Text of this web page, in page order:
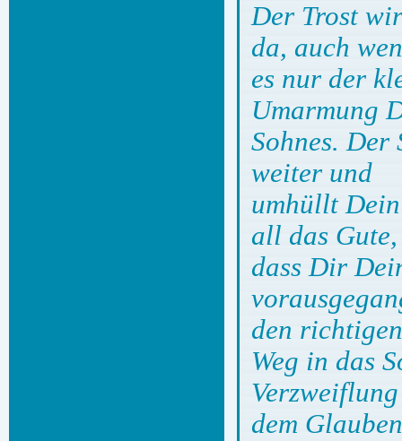
Der Trost
da, auch
es nur der
Umarmung
Sohnes.
weiter und
umhüllt
all das Gute,
dass Dir
den richtigen
Weg in das
dem